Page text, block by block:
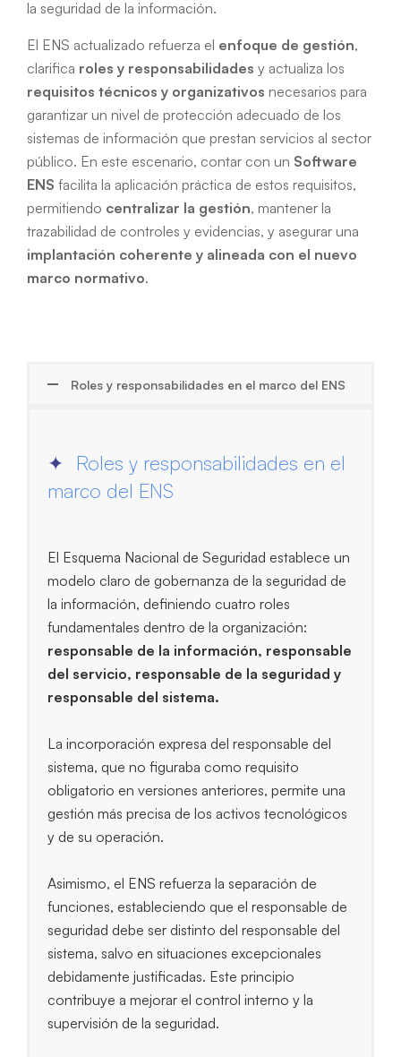
la seguridad de la información.
El ENS actualizado refuerza el enfoque de gestión,
clarifica roles y responsabilidades y actualiza los
requisitos técnicos y organizativos necesarios para
garantizar un nivel de protección adecuado de los
sistemas de información que prestan servicios al sector
público. En este escenario, contar con un Software
ENS facilita la aplicación práctica de estos requisitos,
permitiendo centralizar la gestión, mantener la
trazabilidad de controles y evidencias, y asegurar una
implantación coherente y alineada con el nuevo
marco normativo.
Roles y responsabilidades en el marco del ENS
Roles y responsabilidades en el
marco del ENS
El Esquema Nacional de Seguridad establece un
modelo claro de gobernanza de la seguridad de
la información, definiendo cuatro roles
fundamentales dentro de la organización:
responsable de la información, responsable
del servicio, responsable de la seguridad y
responsable del sistema.
La incorporación expresa del responsable del
sistema, que no figuraba como requisito
obligatorio en versiones anteriores, permite una
gestión más precisa de los activos tecnológicos
y de su operación.
Asimismo, el ENS refuerza la separación de
funciones, estableciendo que el responsable de
seguridad debe ser distinto del responsable del
sistema, salvo en situaciones excepcionales
debidamente justificadas. Este principio
contribuye a mejorar el control interno y la
supervisión de la seguridad.